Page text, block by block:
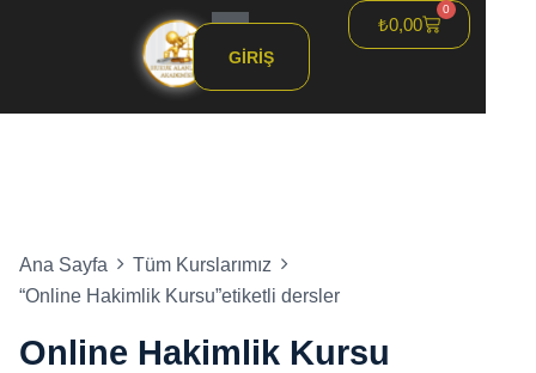
₺0,00
0
GIRIŞ
Ana Sayfa
Tüm Kurslarımız
“Online Hakimlik Kursu”etiketli dersler
Online Hakimlik Kursu